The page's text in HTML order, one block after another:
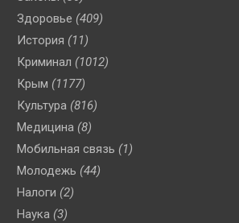
Здоровье (409)
История (11)
Криминал (1012)
Крым (1177)
Культура (816)
Медицина (8)
Мобильная связь (1)
Молодежь (44)
Налоги (2)
Наука (3)